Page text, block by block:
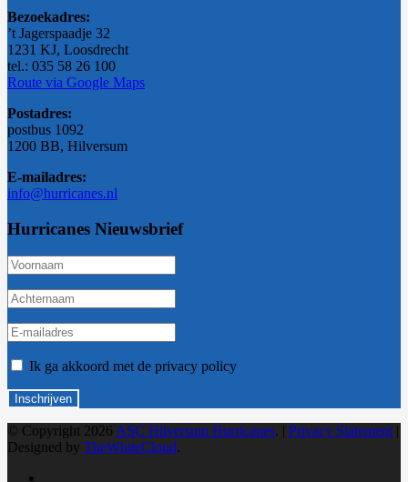
Bezoekadres:
’t Jagerspaadje 32
1231 KJ, Loosdrecht
tel.: 035 58 26 100
Route via Google Maps
Postadres:
postbus 1092
1200 BB, Hilversum
E-mailadres:
info@hurricanes.nl
Hurricanes Nieuwsbrief
Ik ga akkoord met de privacy policy
© Copyright 2026 ASC Hilversum Hurricanes. | Privacy Statement |
Designed by TheWhiteCloud.